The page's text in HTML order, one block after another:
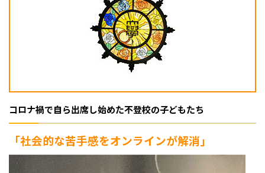
コロナ禍で自ら出席し始めた不登校の子どもたち
「社会的な苦手感をオンラインが解消」